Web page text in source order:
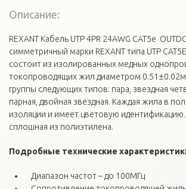
Описание:
REXANT Кабель UTP 4PR 24AWG CAT5e
симметричный марки REXANT типа UTP
состоит из изолированных медных
токопроводящих жил диаметром
группы следующих типов: пара, звездная
парная, двойная звездная. Каждая жила в
изоляции и имеет цветовую
сплошная из полиэтилена.
Подробные технические
Диапазон частот – до 100МГц